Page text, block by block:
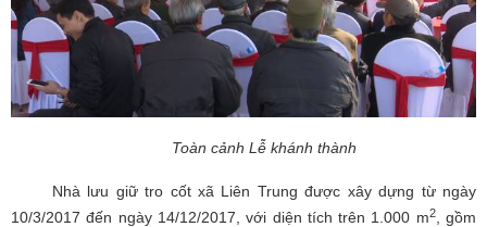
Toàn cảnh Lễ khánh thành
Nhà lưu giữ tro cốt xã Liên Trung được xây dựng từ ngày
10/3/2017 đến ngày 14/12/2017, với diện tích trên 1.000 m2, gồm